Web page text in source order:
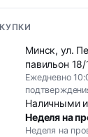
Минск, ул.
павильон 18/
Ежедневно
Наличными
Неделя на
Неделя на